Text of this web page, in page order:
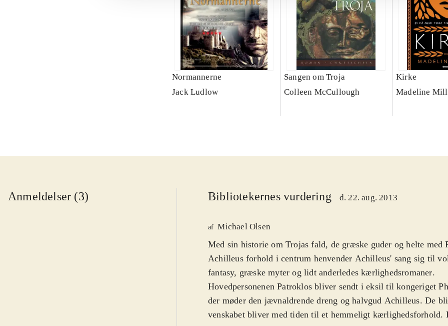
Normannerne
Jack Ludlow
Sangen om Troja
Colleen McCullough
Kirke
Madeline
Anmeldelser (3) Bibliotekernes vurdering d. 22. aug. 2013
af Michael Olsen
Med sin historie om Trojas fald, de græske guder og helte med
Achilleus forhold i centrum henvender Achilleus' sang sig til
fantasy, græske myter og lidt anderledes kærlighedsromaner.
Hovedpersonenen Patroklos bliver sendt i eksil til kongeriget
der møder den jævnaldrende dreng og halvgud Achilleus. De
venskabet bliver med tiden til et hemmeligt kærlighedsforhold.